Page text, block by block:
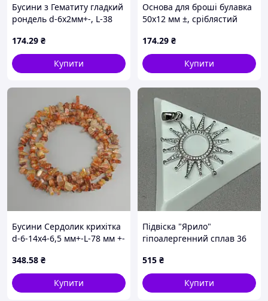
Бусини з Гематиту гладкий
рондель d-6х2мм+-, L-38
174.29 ₴
Купити
Основа для броші булавка
50х12 мм ±, сріблястий
174.29 ₴
Купити
Бусини Сердолик крихітка
d-6-14х4-6,5 мм+-L-78 мм +-
348.58 ₴
Купити
Підвіска "Ярило"
гіпоалергенний сплав 36
515 ₴
Купити